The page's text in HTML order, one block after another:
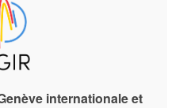
internationale et